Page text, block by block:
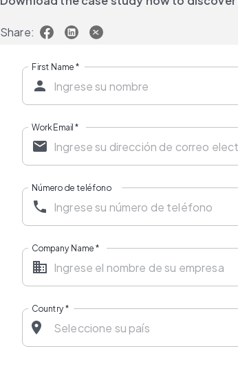
Share:
First Name*
Work Email*
Número de teléfono
Company Name*
Country*